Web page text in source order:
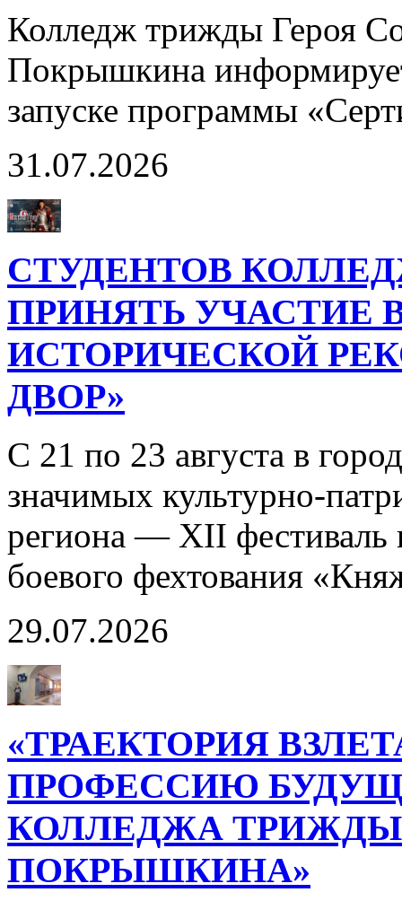
Колледж трижды Героя
Покрышкина
запуске программы
31.07.2026
СТУДЕНТОВ
ПРИНЯТЬ УЧАСТИЕ
ИСТОРИЧЕСКОЙ
ДВОР»
С 21 по 23 августа в
значимых культурно-
региона — XII фестиваль
боевого фехтования
29.07.2026
«ТРАЕКТОРИЯ
ПРОФЕССИЮ
КОЛЛЕДЖА ТРИЖДЫ
ПОКРЫШКИНА»